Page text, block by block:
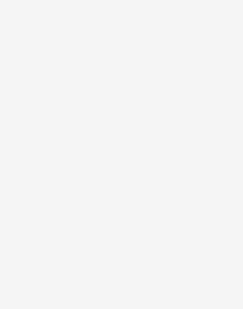
Росія атакувала Суми КАБами:
торговельний центр, будинки, є